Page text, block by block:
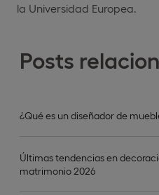
Posts
¿Qué es un diseñador de
Últimas tendencias en
matrimonio 2026
la Universidad Europea.